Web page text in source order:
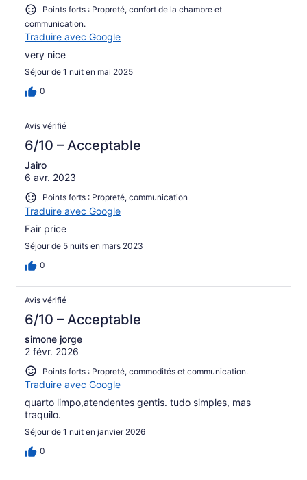
Points forts : Propreté, confort de la chambre et
communication.
Traduire avec Google
very nice
Séjour de 1 nuit en mai 2025
0
Avis vérifié
6/10 – Acceptable
Jairo
6 avr. 2023
Points forts : Propreté, communication
Traduire avec Google
Fair price
Séjour de 5 nuits en mars 2023
0
Avis vérifié
6/10 – Acceptable
simone jorge
2 févr. 2026
Points forts : Propreté, commodités et communication.
Traduire avec Google
quarto limpo,atendentes gentis. tudo simples, mas
traquilo.
Séjour de 1 nuit en janvier 2026
0